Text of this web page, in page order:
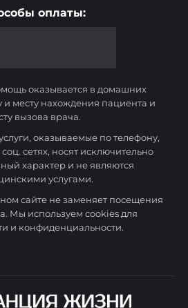
оплаты:
оказывается в домашних
и месту нахождения пациента и
вызова врача.
оказываемые по телефону,
сетях, носят исключительно
характер и не являются
услугами.
сайте не заменяет посещения
Мы используем cookies для
и конфиденциальности.